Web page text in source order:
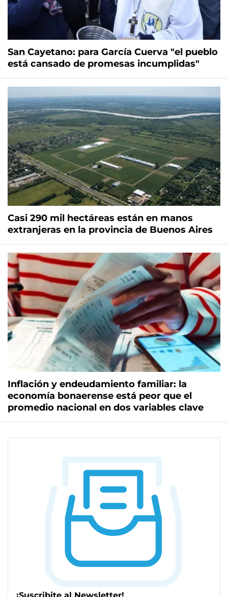
San Cayetano: para García Cuerva "el pueblo
está cansado de promesas incumplidas"
Casi 290 mil hectáreas están en manos
extranjeras en la provincia de Buenos Aires
Inflación y endeudamiento familiar: la
economía bonaerense está peor que el
promedio nacional en dos variables clave